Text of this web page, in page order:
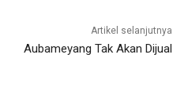
Artikel selanjutnya
Aubameyang Tak Akan Dijual